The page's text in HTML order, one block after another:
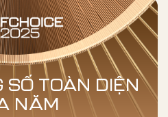
TOÀN DIỆN
NĂM